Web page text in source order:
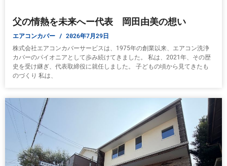
父の情熱を未来へー代表 岡田由美の想い
エアコンカバー 2026年7月29日
株式会社エアコンカバーサービスは、1975年の創業以来、エアコン洗浄
カバーのパイオニアとして歩み続けてきました。 私は、2021年、その歴
史を受け継ぎ、代表取締役に就任しました。 子どもの頃から見てきたも
のづくり 私は、